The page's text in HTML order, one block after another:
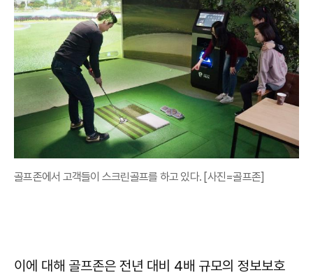
골프존에서 고객들이 스크린골프를 하고 있다. [사진=골프존]
이에 대해 골프존은 전년 대비 4배 규모의 정보보호